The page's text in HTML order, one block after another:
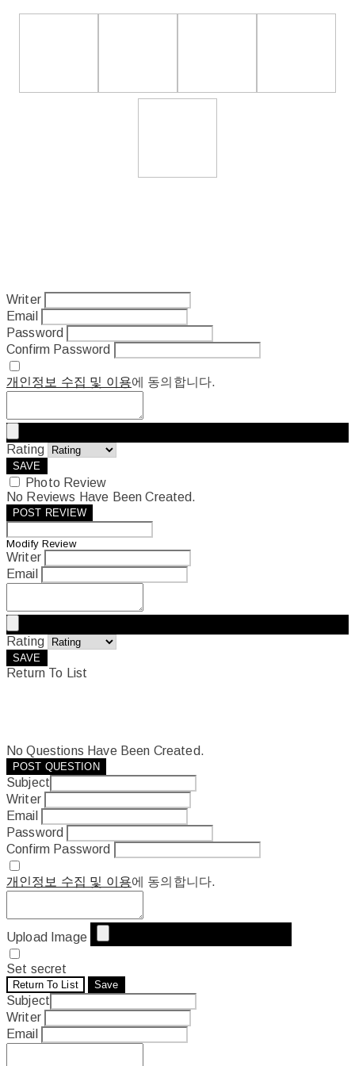
Writer
Email
Password
Confirm Password
개인정보 수집 및 이용에 동의합니다.
Rating
SAVE
Photo Review
No Reviews Have Been Created.
POST REVIEW
Modify Review
Writer
Email
Rating
SAVE
Return To List
No Questions Have Been Created.
POST QUESTION
Subject
Writer
Email
Password
Confirm Password
개인정보 수집 및 이용에 동의합니다.
Upload Image
Set secret
Return To List Save
Subject
Writer
Email